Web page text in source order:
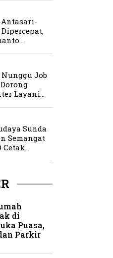
Raksasa
Antasari-
Job
Layani
Sunda
Semangat
Cetak
di
Puasa,
Parkir